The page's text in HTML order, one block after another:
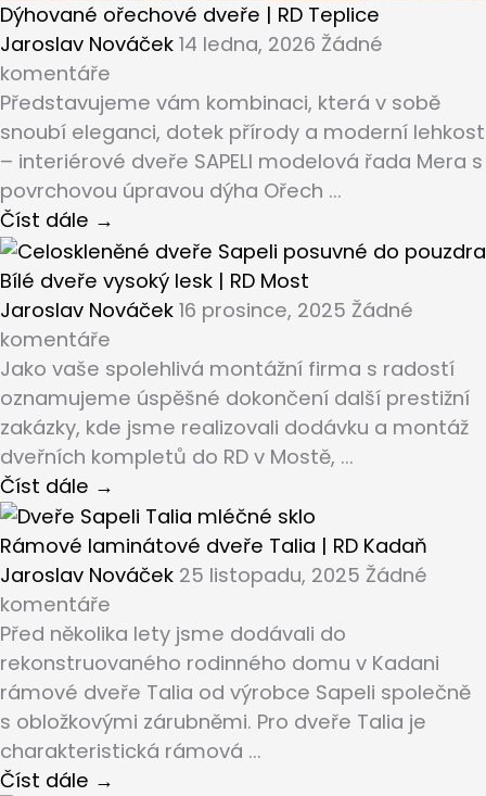
Dýhované ořechové dveře | RD Teplice
Jaroslav Nováček 14 ledna, 2026 Žádné
komentáře
Představujeme vám kombinaci, která v sobě
snoubí eleganci, dotek přírody a moderní lehkost
– interiérové dveře SAPELI modelová řada Mera s
povrchovou úpravou dýha Ořech ...
Číst dále →
Bílé dveře vysoký lesk | RD Most
Jaroslav Nováček 16 prosince, 2025 Žádné
komentáře
Jako vaše spolehlivá montážní firma s radostí
oznamujeme úspěšné dokončení další prestižní
zakázky, kde jsme realizovali dodávku a montáž
dveřních kompletů do RD v Mostě, ...
Číst dále →
Rámové laminátové dveře Talia | RD Kadaň
Jaroslav Nováček 25 listopadu, 2025 Žádné
komentáře
Před několika lety jsme dodávali do
rekonstruovaného rodinného domu v Kadani
rámové dveře Talia od výrobce Sapeli společně
s obložkovými zárubněmi. Pro dveře Talia je
charakteristická rámová ...
Číst dále →